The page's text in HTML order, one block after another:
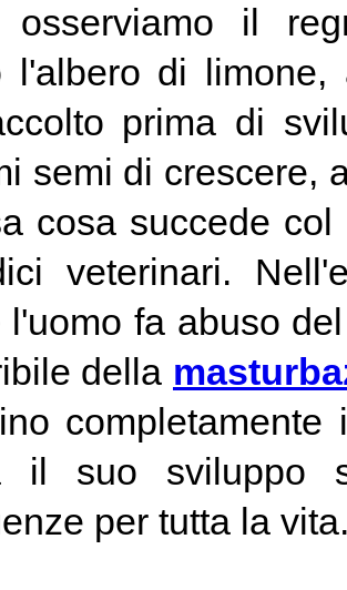
osserviamo il
l'albero di
prima di
semi di crescere,
cosa succede
veterinari.
l'uomo fa abuso
della
il suo sviluppo
per tutta la